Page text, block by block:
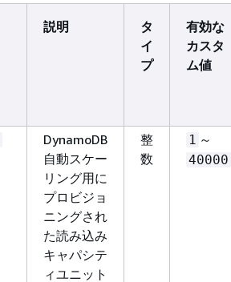
説明
タ
イ
プ
有効な
カスタ
ム値
DynamoDB
自動スケー
リング用に
プロビジョ
ニングされ
た読み込み
キャパシテ
ィユニット
整
数
1 ～
40000